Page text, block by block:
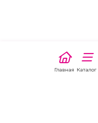
Главная Каталог